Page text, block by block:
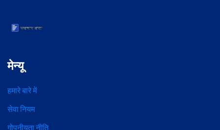
मेन्यू
हमारे बारे में
सेवा नियम
गोपनीयता नीति